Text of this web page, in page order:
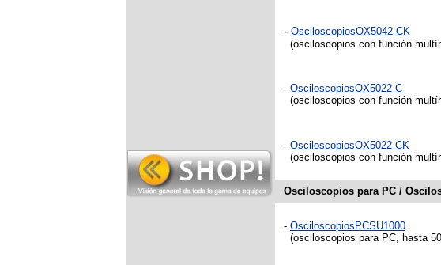
- OsciloscopiosOX5042-CK
(osciloscopios con función
- OsciloscopiosOX5022-C
(osciloscopios con función
- OsciloscopiosOX5022-CK
(osciloscopios con función
Osciloscopios para PC /
- OsciloscopiosPCSU1000
(osciloscopios para PC, hasta